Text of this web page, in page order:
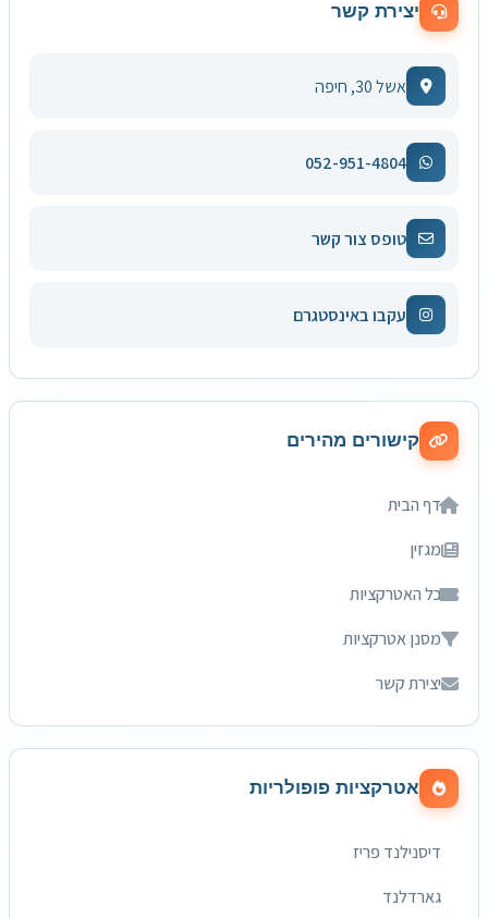
יצירת קשר
אשל 30, חיפה
052-951-4804
טופס צור קשר
עקבו באינסטגרם
קישורים מהירים
דף הבית
מגזין
כל האטרקציות
מסנן אטרקציות
יצירת קשר
אטרקציות פופולריות
דיסנילנד פריז
גארדלנד